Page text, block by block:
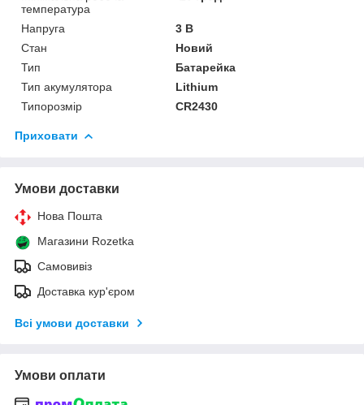
температура
Напруга
3 В
Стан
Новий
Тип
Батарейка
Тип акумулятора
Lithium
Типорозмір
CR2430
Приховати
Умови доставки
Нова Пошта
Магазини Rozetka
Самовивіз
Доставка кур'єром
Всі умови доставки
Умови оплати